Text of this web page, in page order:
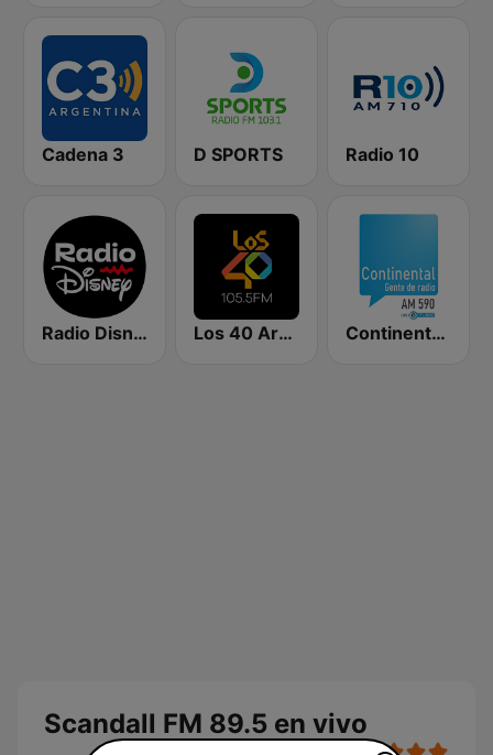
Cadena 3 D SPORTS Radio 10
Radio Disney Latinoamérica Los 40 Argentina Continental 590 AM
Scandall FM 89.5 en vivo